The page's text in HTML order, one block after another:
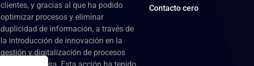
clientes, y gracias al que ha podido
optimizar procesos y eliminar
duplicidad de información, a través de
la introducción de innovación en la
gestión y digitalización de procesos
Contacto cero